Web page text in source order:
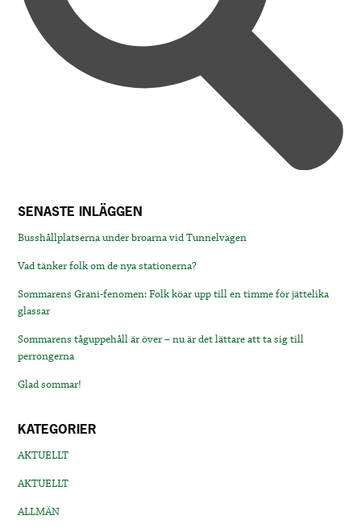
SENASTE INLÄGGEN
Busshållplatserna under broarna vid Tunnelvägen
Vad tänker folk om de nya stationerna?
Sommarens Grani-fenomen: Folk köar upp till en timme för jättelika
glassar
Sommarens tåguppehåll är över – nu är det lättare att ta sig till
perrongerna
Glad sommar!
KATEGORIER
AKTUELLT
AKTUELLT
ALLMÄN